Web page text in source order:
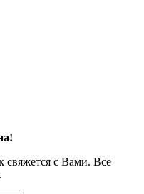
свяжется с Вами. Все